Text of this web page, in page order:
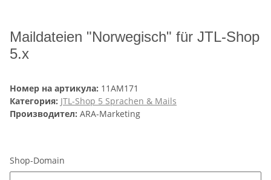
Maildateien "Norwegisch" für JTL-Shop
5.x
Номер на артикула: 11AM171
Категория: JTL-Shop 5 Sprachen & Mails
Производител: ARA-Marketing
Shop-Domain